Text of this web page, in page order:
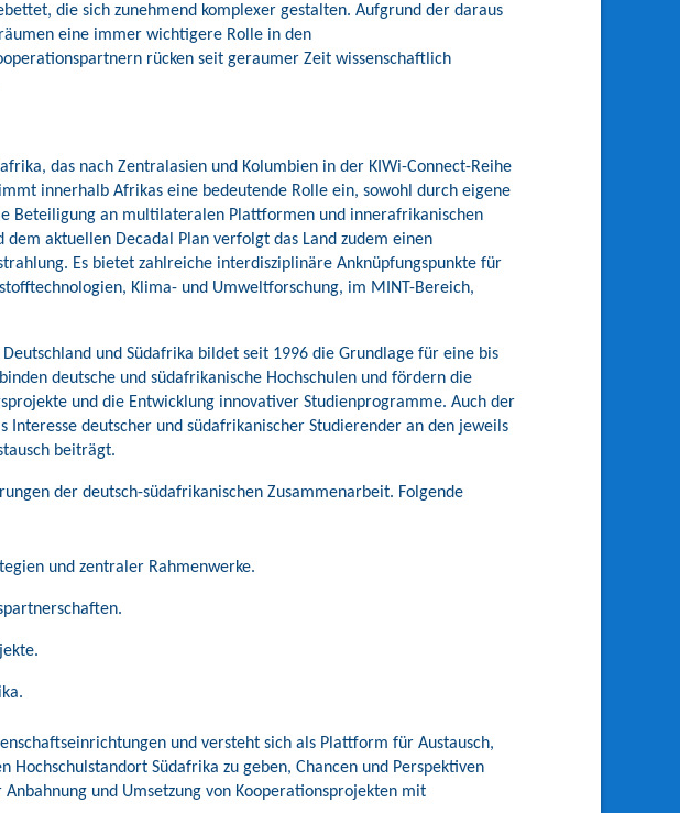
die sich zunehmend komplexer gestalten. Aufgrund der daraus
eine immer wichtigere Rolle in den
rücken seit geraumer Zeit wissenschaftlich
das nach Zentralasien und Kolumbien in der KIWi-Connect-Reihe
innerhalb Afrikas eine bedeutende Rolle ein, sowohl durch eigene
Beteiligung an multilateralen Plattformen und innerafrikanischen
aktuellen Decadal Plan verfolgt das Land zudem einen
Es bietet zahlreiche interdisziplinäre Anknüpfungspunkte für
Klima- und Umweltforschung, im MINT-Bereich,
und Südafrika bildet seit 1996 die Grundlage für eine bis
deutsche und südafrikanische Hochschulen und fördern die
und die Entwicklung innovativer Studienprogramme. Auch der
deutscher und südafrikanischer Studierender an den jeweils
beiträgt.
der deutsch-südafrikanischen Zusammenarbeit. Folgende
und zentraler Rahmenwerke.
und versteht sich als Plattform für Austausch,
Südafrika zu geben, Chancen und Perspektiven
und Umsetzung von Kooperationsprojekten mit